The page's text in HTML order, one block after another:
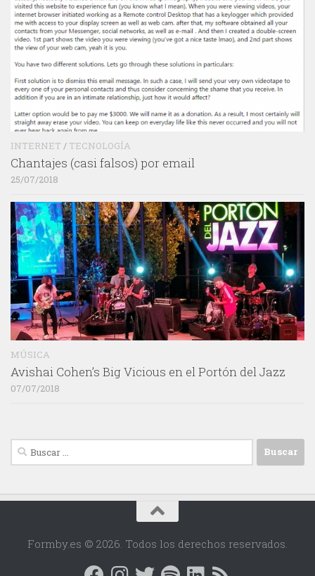
INTERNET / TECNOLOGÍA
Chantajes (casi falsos) por email
25/07/2018
MÚSICA
Avishai Cohen’s Big Vicious en el Portón del Jazz
07/07/2018
Buscar:
Formby.es © 2026. Todos los derechos reservados.